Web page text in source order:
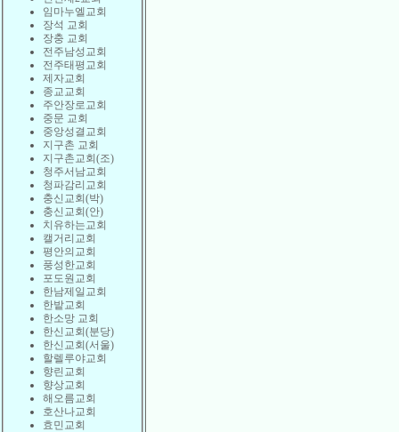
임마누엘교회
장석 교회
장충 교회
전주남성교회
전주태평교회
제자교회
종교교회
주안장로교회
중문 교회
중앙성결교회
지구촌 교회
지구촌교회(조)
청주서남교회
청파감리교회
충신교회(박)
충신교회(안)
치유하는교회
캘거리교회
평안의교회
풍성한교회
포도원교회
한남제일교회
한밭교회
한소망 교회
한신교회(분당)
한신교회(서울)
할렐루야교회
향린교회
향상교회
해오름교회
호산나교회
효민교회